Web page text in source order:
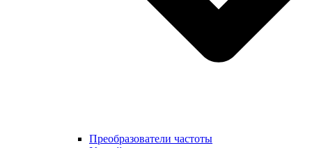
Преобразователи частоты